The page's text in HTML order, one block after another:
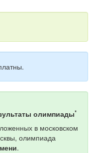
олимпиады*
в московском
олимпиада
.